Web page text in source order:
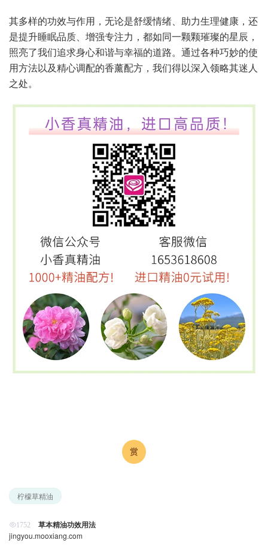
其多样的功效与作用，无论是舒缓情绪、助力生理健康，还
是提升睡眠品质、增强专注力，都如同一颗颗璀璨的星辰，
照亮了我们追求身心和谐与幸福的道路。通过各种巧妙的使
用方法以及精心调配的香薰配方，我们得以深入领略其迷人
之处。
柠檬草精油
1752 草本精油功效用法
jingyou.mooxiang.com